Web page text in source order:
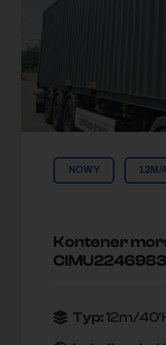
NOWY 12M/
Kontener
CIMU2246983
Typ:12m/